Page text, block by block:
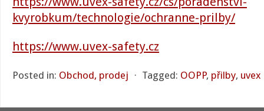
kvyrobkum/technologie/ochranne-prilby/
https://www.uvex-safety.cz
Posted in: Obchod, prodej ⋅ Tagged: OOPP, přilby, uvex